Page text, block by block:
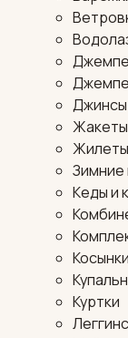
Джинсы
Жилеты
Зимние
Кеды и
Косынки
Куртки